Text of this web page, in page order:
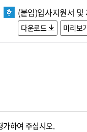
(붙임)입사지원서
다운로드 미리보
가하여 주십시오.